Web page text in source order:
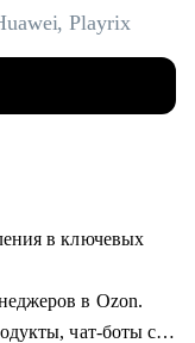
Playrix
в ключевых
в Ozon.
чат-боты с